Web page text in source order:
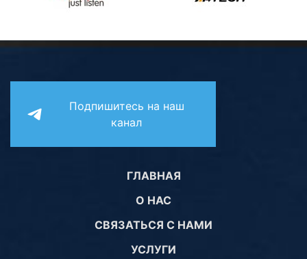
Подпишитесь на наш
канал
ГЛАВНАЯ
О НАС
СВЯЗАТЬСЯ С НАМИ
УСЛУГИ